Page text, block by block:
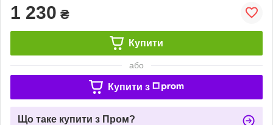
1 230 ₴
Купити
або
Купити з
Що таке купити з Пром?